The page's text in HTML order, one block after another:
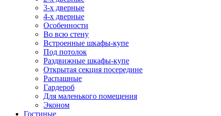
3-х дверные
4-х дверные
Особенности
Во всю стену
Встроенные шкафы-купе
Под потолок
Раздвижные шкафы-купе
Открытая секция посередине
Распашные
Гардероб
Для маленького помещения
Эконом
Гостиные